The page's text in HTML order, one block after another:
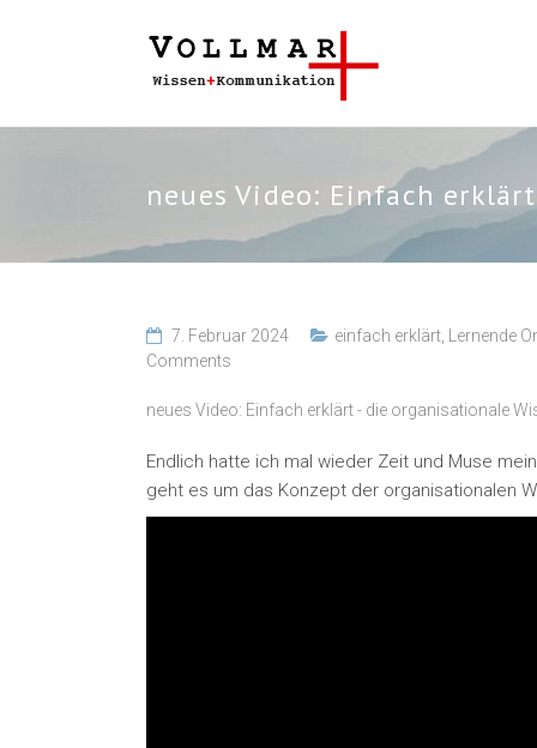
neues Video: Einfach
7. Februar 2024 einfach erklärt Lernende
Comments
neues Video: Einfach erklärt - die organisationale
Endlich hatte ich mal wieder Zeit und Muse
geht es um das Konzept der organisationalen